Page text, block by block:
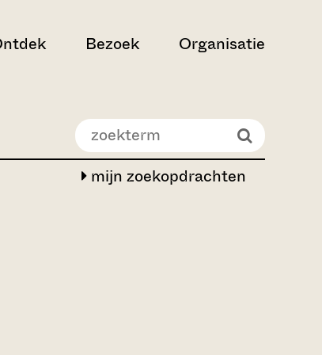
Bezoek Organisatie
mijn zoekopdrachten